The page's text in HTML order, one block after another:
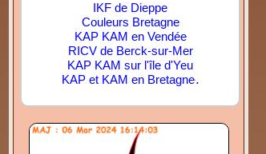
IKF de Dieppe
Couleurs Bretagne
KAP KAM en Vendée
RICV de Berck-sur-Mer
KAP KAM sur l'île d'Yeu
KAP et KAM en Bretagne.